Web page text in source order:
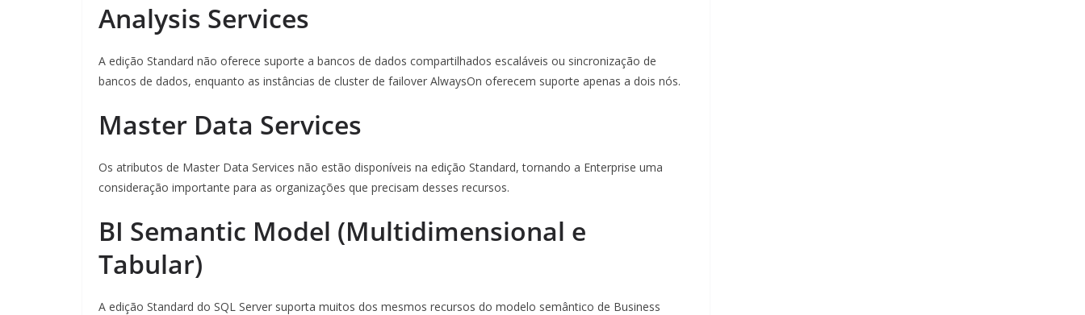
Analysis Services
A edição Standard não oferece suporte a bancos de dados compartilhados escaláveis ​​ou sincronização de
bancos de dados, enquanto as instâncias de cluster de failover AlwaysOn oferecem suporte apenas a dois nós.
Master Data Services
Os atributos de Master Data Services não estão disponíveis na edição Standard, tornando a Enterprise uma
consideração importante para as organizações que precisam desses recursos.
BI Semantic Model (Multidimensional e
Tabular)
A edição Standard do SQL Server suporta muitos dos mesmos recursos do modelo semântico de Business